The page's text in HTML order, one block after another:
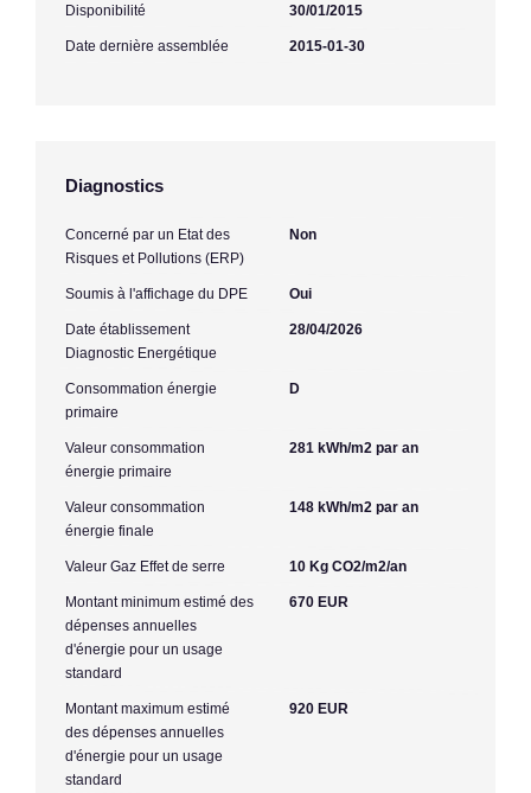
Disponibilité 30/01/2015
Date dernière assemblée 2015-01-30
Diagnostics
Concerné par un Etat des
Risques et Pollutions (ERP)
Non
Soumis à l'affichage du DPE Oui
Date établissement
Diagnostic Energétique
28/04/2026
Consommation énergie
primaire
D
Valeur consommation
énergie primaire
281 kWh/m2 par an
Valeur consommation
énergie finale
148 kWh/m2 par an
Valeur Gaz Effet de serre 10 Kg CO2/m2/an
Montant minimum estimé des
dépenses annuelles
d'énergie pour un usage
standard
670 EUR
Montant maximum estimé
des dépenses annuelles
d'énergie pour un usage
standard
920 EUR